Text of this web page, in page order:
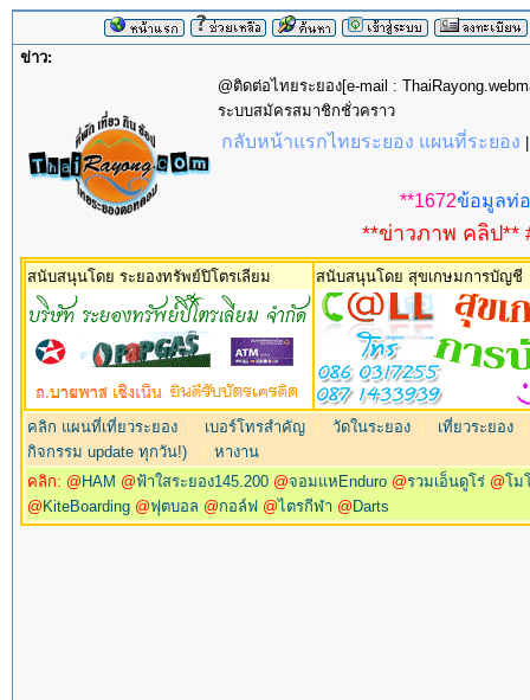
ข่าว:
@ติดต่อไทยระยอง[e-mail :
ระบบสมัครสมาชิกชั่วคราว
กลับหน้าแรกไทยระยอง แผนที่ระยอง
**1672ข้อมูลท่
**ข่าวภาพ คลิป**
สนับสนุนโดย ระยองทรัพย์ปิโตรเลียม สนับสนุนโดย สุขเกษมการบัญชี
คลิก แผนที่เที่ยวระยอง เบอร์โทรสำคัญ วัดในระยอง เที่ยวระยอง
กิจกรรม update ทุกวัน!) |หางาน
คลิก: @ HAM @ฟ้าใสระยอง145.200 @จอมแหEnduro @รวมเอ็นดูโร่ @โม
@ KiteBoarding @ฟุตบอล @กอล์ฟ @ไตรกีฬา @ Darts